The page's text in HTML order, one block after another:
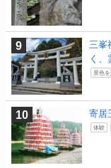
三峯
く、
景色
寄居
体験